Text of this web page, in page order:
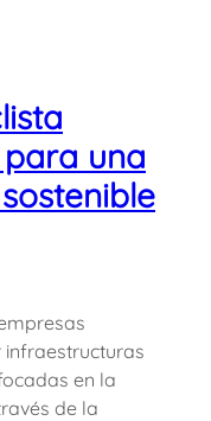
una
en la
de la